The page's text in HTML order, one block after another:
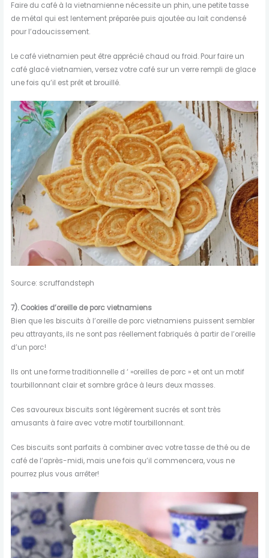
Faire du café à la vietnamienne nécessite un phin, une petite tasse
de métal qui est lentement préparée puis ajoutée au lait condensé
pour l’adoucissement.
Le café vietnamien peut être apprécié chaud ou froid. Pour faire un
café glacé vietnamien, versez votre café sur un verre rempli de glace
une fois qu’il est prêt et brouillé.
Source: scruffandsteph
7). Cookies d’oreille de porc vietnamiens
Bien que les biscuits à l’oreille de porc vietnamiens puissent sembler
peu attrayants, ils ne sont pas réellement fabriqués à partir de l’oreille
d’un porc!
Ils ont une forme traditionnelle d ‘ »oreilles de porc » et ont un motif
tourbillonnant clair et sombre grâce à leurs deux masses.
Ces savoureux biscuits sont légèrement sucrés et sont très
amusants à faire avec votre motif tourbillonnant.
Ces biscuits sont parfaits à combiner avec votre tasse de thé ou de
café de l’après-midi, mais une fois qu’il commencera, vous ne
pourrez plus vous arrêter!